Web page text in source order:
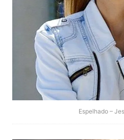
Espelhado –